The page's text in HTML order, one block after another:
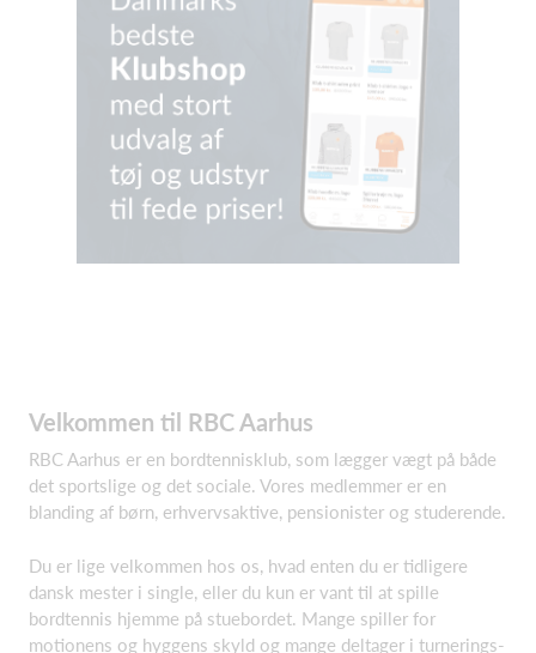
Velkommen til RBC Aarhus
RBC Aarhus er en bordtennisklub, som lægger vægt på både
det sportslige og det sociale. Vores medlemmer er en
blanding af børn, erhvervsaktive, pensionister og studerende.
Du er lige velkommen hos os, hvad enten du er tidligere
dansk mester i single, eller du kun er vant til at spille
bordtennis hjemme på stuebordet. Mange spiller for
motionens og hyggens skyld og mange deltager i turnerings-